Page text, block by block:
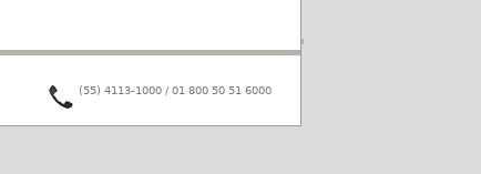
(55) 4113-1000 / 01 800 50 51 6000